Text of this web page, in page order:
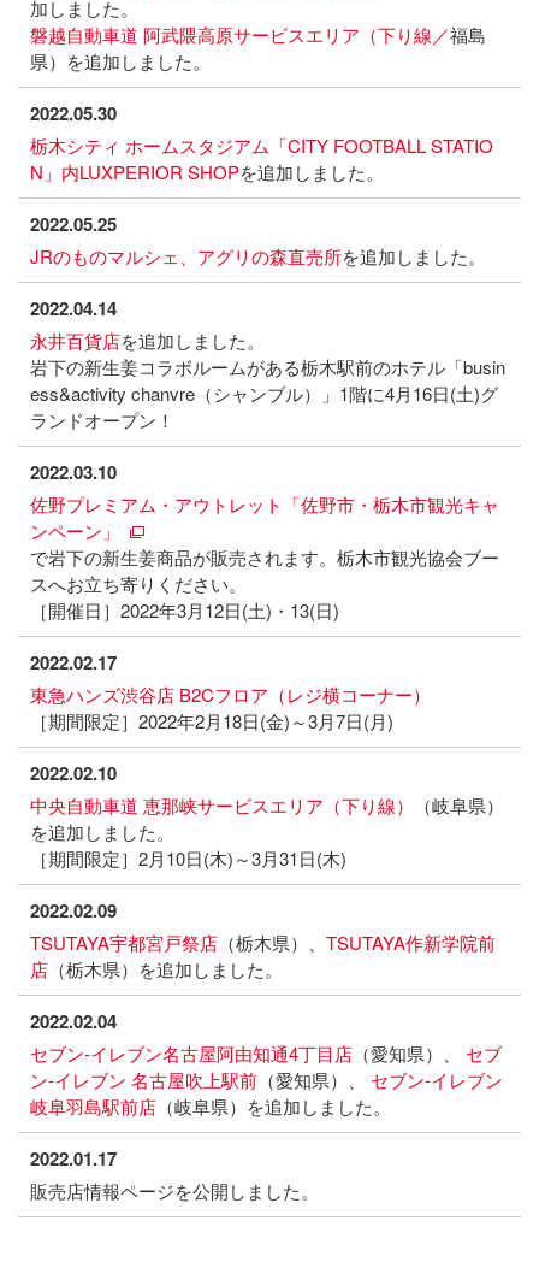
加しました。
磐越自動車道 阿武隈高原サービスエリア（下り線／福島
県）を追加しました。
2022.05.30
栃木シティ ホームスタジアム「CITY FOOTBALL STATIO
N」内LUXPERIOR SHOPを追加しました。
2022.05.25
JRのものマルシェ、アグリの森直売所を追加しました。
2022.04.14
永井百貨店を追加しました。
岩下の新生姜コラボルームがある栃木駅前のホテル「busin
ess&activity chanvre（シャンブル）」1階に4月16日(土)グ
ランドオープン！
2022.03.10
佐野プレミアム・アウトレット「佐野市・栃木市観光キャ
ンペーン」
で岩下の新生姜商品が販売されます。栃木市観光協会ブー
スへお立ち寄りください。
［開催日］2022年3月12日(土)・13(日)
2022.02.17
東急ハンズ渋谷店 B2Cフロア（レジ横コーナー）
［期間限定］2022年2月18日(金)～3月7日(月)
2022.02.10
中央自動車道 恵那峡サービスエリア（下り線）
（岐阜県）
を追加しました。
［期間限定］2月10日(木)～3月31日(木)
2022.02.09
TSUTAYA宇都宮戸祭店 （栃木県）、 TSUTAYA作新学院前
店 （栃木県）を追加しました。
2022.02.04
セブン-イレブン名古屋阿由知通4丁目店 （愛知県）、 セブ
ン-イレブン 名古屋吹上駅前 （愛知県）、 セブン-イレブン
岐阜羽島駅前店 （岐阜県）を追加しました。
2022.01.17
販売店情報ページを公開しました。